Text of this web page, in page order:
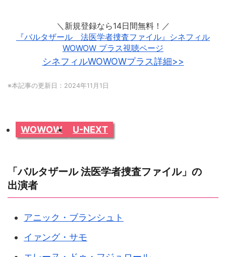
＼新規登録なら14日間無料！／
『バルタザール 法医学者捜査ファイル』シネフィル
WOWOW プラス視聴ページ
シネフィルWOWOWプラス詳細>>
※本記事の更新日：2024年11月1日
WOWOW U-NEXT
「バルタザール 法医学者捜査ファイル」の
出演者
アニック・ブランシュト
イァング・サモ